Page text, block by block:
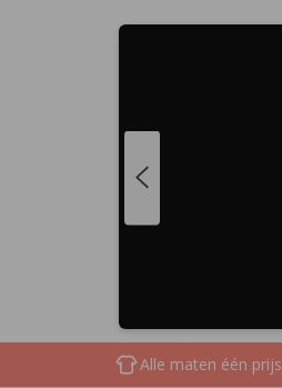
Alle maten één prijs